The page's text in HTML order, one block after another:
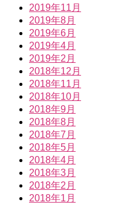
2019年11月
2019年8月
2019年6月
2019年4月
2019年2月
2018年12月
2018年11月
2018年10月
2018年9月
2018年8月
2018年7月
2018年5月
2018年4月
2018年3月
2018年2月
2018年1月